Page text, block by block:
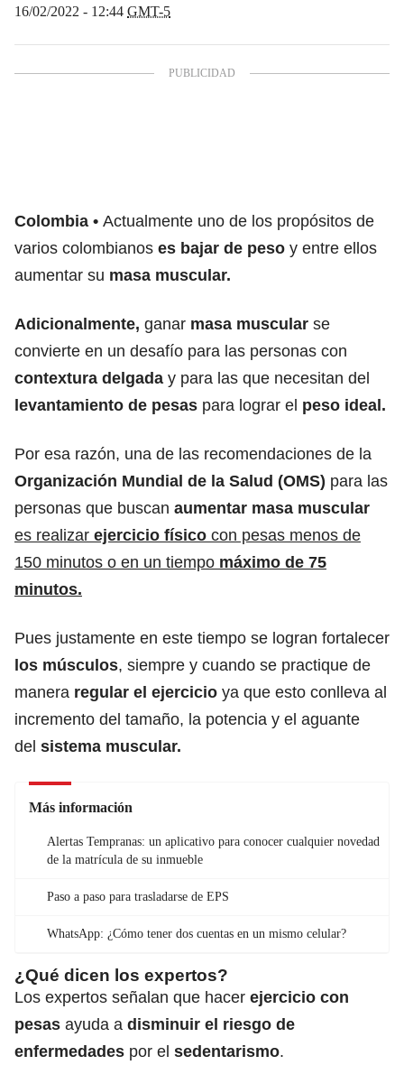
16/02/2022 - 12:44 GMT-5
Colombia
Actualmente uno de los propósitos de
varios colombianos es bajar de peso y entre ellos
aumentar su masa muscular.
Adicionalmente, ganar masa muscular se
convierte en un desafío para las personas con
contextura delgada y para las que necesitan del
levantamiento de pesas para lograr el peso ideal.
Por esa razón, una de las recomendaciones de la
Organización Mundial de la Salud (OMS) para las
personas que buscan aumentar masa muscular
es realizar ejercicio físico con pesas menos de
150 minutos o en un tiempo máximo de 75
minutos.
Pues justamente en este tiempo se logran fortalecer
los músculos, siempre y cuando se practique de
manera regular el ejercicio ya que esto conlleva al
incremento del tamaño, la potencia y el aguante
del sistema muscular.
Más información
Alertas Tempranas: un aplicativo para conocer cualquier novedad
de la matrícula de su inmueble
Paso a paso para trasladarse de EPS
WhatsApp: ¿Cómo tener dos cuentas en un mismo celular?
¿Qué dicen los expertos?
Los expertos señalan que hacer ejercicio con
pesas ayuda a disminuir el riesgo de
enfermedades por el sedentarismo.